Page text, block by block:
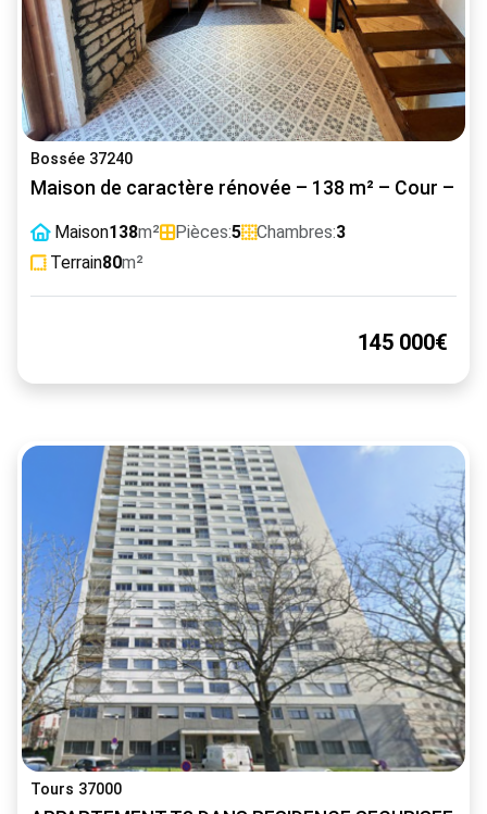
Bossée 37240
Maison de caractère rénovée – 138 m² – Cour –
Maison138m² Pièces:5 Chambres:3
Terrain80m²
145 000€
Tours 37000